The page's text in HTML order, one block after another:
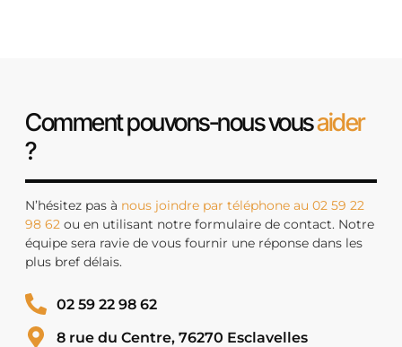
Comment pouvons-nous vousaider
?
N’hésitez pas à nous joindre par téléphone au 02 59 22
98 62 ou en utilisant notre formulaire de contact. Notre
équipe sera ravie de vous fournir une réponse dans les
plus bref délais.
02 59 22 98 62
8 rue du Centre, 76270 Esclavelles